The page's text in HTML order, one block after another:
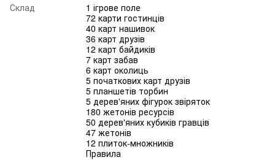
Склад
1 ігрове поле
72 карти гостинців
40 карт нашивок
36 карт друзів
12 карт байдиків
7 карт забав
6 карт околиць
5 початкових карт друзів
5 планшетів торбин
5 дерев'яних фігурок звіряток
180 жетонів ресурсів
50 дерев'яних кубиків гравців
47 жетонів
12 плиток-множників
Правила